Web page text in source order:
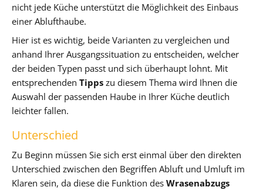
nicht jede Küche unterstützt die Möglichkeit des Einbaus
einer Ablufthaube.
Hier ist es wichtig, beide Varianten zu vergleichen und
anhand Ihrer Ausgangssituation zu entscheiden, welcher
der beiden Typen passt und sich überhaupt lohnt. Mit
entsprechenden Tipps zu diesem Thema wird Ihnen die
Auswahl der passenden Haube in Ihrer Küche deutlich
leichter fallen.
Unterschied
Zu Beginn müssen Sie sich erst einmal über den direkten
Unterschied zwischen den Begriffen Abluft und Umluft im
Klaren sein, da diese die Funktion des Wrasenabzugs